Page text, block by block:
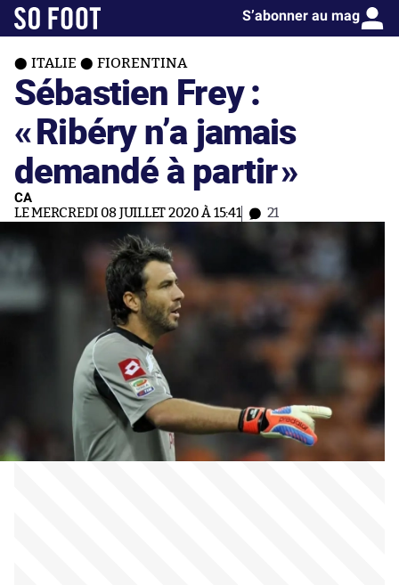
S’abonner au mag
ITALIE FIORENTINA
Sébastien Frey :
«Ribéry n’a jamais
demandé à partir»
CA
LE MERCREDI 08 JUILLET 2020 À 15:41 21